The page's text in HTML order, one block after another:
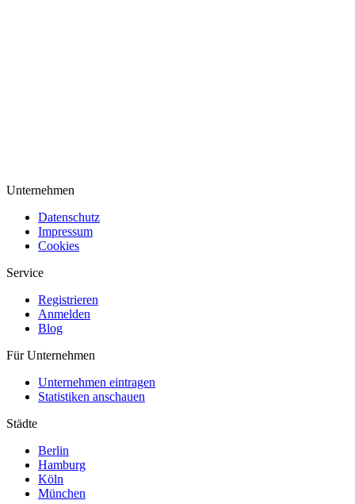
Unternehmen
Datenschutz
Impressum
Cookies
Service
Registrieren
Anmelden
Blog
Für Unternehmen
Unternehmen eintragen
Statistiken anschauen
Städte
Berlin
Hamburg
Köln
München